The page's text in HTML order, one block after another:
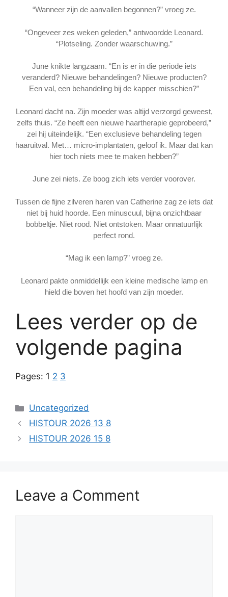
“Wanneer zijn de aanvallen begonnen?” vroeg ze.
“Ongeveer zes weken geleden,” antwoordde Leonard.
“Plotseling. Zonder waarschuwing.”
June knikte langzaam. “En is er in die periode iets
veranderd? Nieuwe behandelingen? Nieuwe producten?
Een val, een behandeling bij de kapper misschien?”
Leonard dacht na. Zijn moeder was altijd verzorgd geweest,
zelfs thuis. “Ze heeft een nieuwe haartherapie geprobeerd,”
zei hij uiteindelijk. “Een exclusieve behandeling tegen
haaruitval. Met… micro-implantaten, geloof ik. Maar dat kan
hier toch niets mee te maken hebben?”
June zei niets. Ze boog zich iets verder voorover.
Tussen de fijne zilveren haren van Catherine zag ze iets dat
niet bij huid hoorde. Een minuscuul, bijna onzichtbaar
bobbeltje. Niet rood. Niet ontstoken. Maar onnatuurlijk
perfect rond.
“Mag ik een lamp?” vroeg ze.
Leonard pakte onmiddellijk een kleine medische lamp en
hield die boven het hoofd van zijn moeder.
Lees verder op de
volgende pagina
Pages: 1 2 3
Categories
Uncategorized
HISTOUR 2026 13 8
HISTOUR 2026 15 8
Leave a Comment